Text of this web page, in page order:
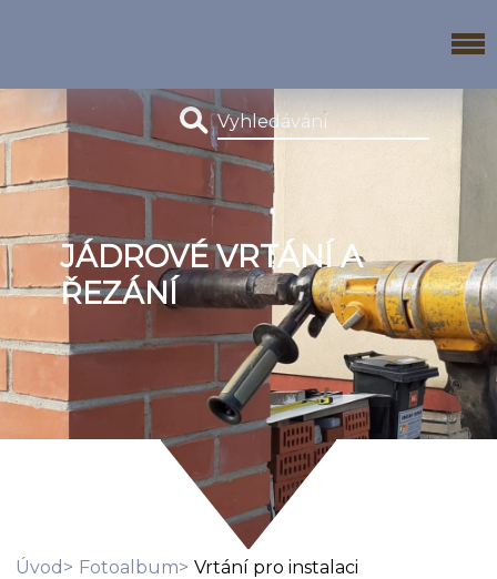
JÁDROVÉ VRTÁNÍ A
ŘEZÁNÍ
Úvod Fotoalbum Vrtání pro instalaci